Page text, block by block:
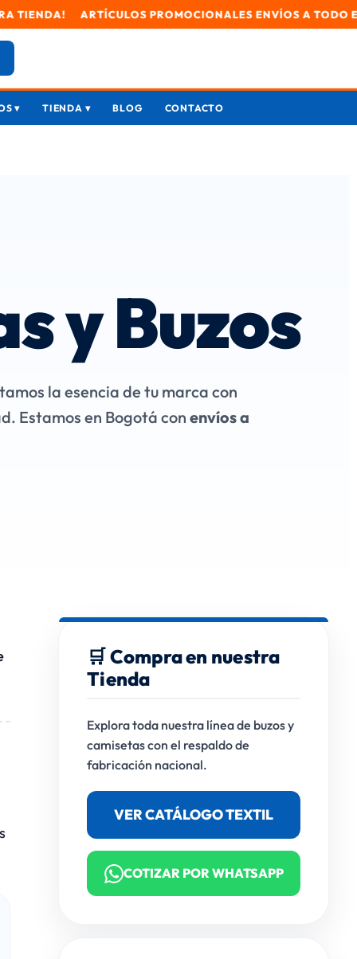
PROMOCIONALES ENVÍOS A TODO EL PAÍS | 🇨🇴 🚀
▾ TIENDA ▾ BLOG CONTACTO
y Buzos
la esencia de tu marca con
Estamos en Bogotá con envíos a
🛒 Compra en nuestra
Tienda
Explora toda nuestra línea de buzos y
camisetas con el respaldo de
fabricación nacional.
VER CATÁLOGO TEXTIL
COTIZAR POR WHATSAPP